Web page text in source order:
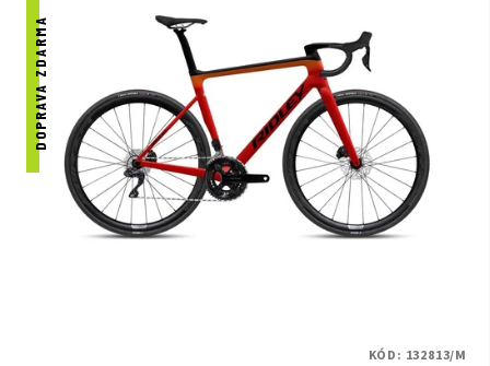
DOPRAVA ZDARMA
KÓD: 132813/M